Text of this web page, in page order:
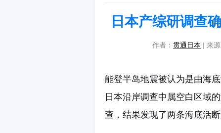
日本产综研调查
作者： 贯通日本 | 来
能登半岛地震被认为是由海
日本沿岸调查中属空白区域
查，结果发现了两条海底活断